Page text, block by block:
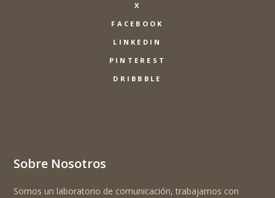
X
FACEBOOK
LINKEDIN
PINTEREST
DRIBBBLE
Sobre Nosotros
Somos un laboratorio de comunicación, trabajamos con